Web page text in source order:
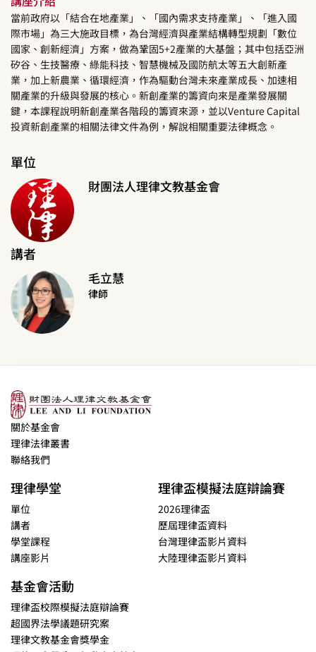
當前政府以「結合在地產業」、「國內需求支持產業」、「進入國
際市場」為三大施政目標，為台灣經濟與產業結構轉型規劃「數位
國家、創新經濟」方案，做為鞏固5+2產業的大基盤；其中包括亞洲
矽谷、生技醫療、綠能科技、智慧機械及國防航太等五大創新產
業，加上新農業、循環經濟，作為驅動台灣未來產業成長、加速相
關產業的升級與發展的核心。新創產業的籌資向來是產業發展關
鍵，本課程說明新創產業各階段的籌資來源，並以Venture Capital
投資新創產業的相關法律文件為例，解說相關重要法律概念。
單位
財團法人理律文教基金會
講者
毛立慧
律師
關於基金會
理律法律叢書
聯絡我們
理律學堂
單位
講者
學堂課程
講座影片
理律盃模擬法庭辯論賽
2026理律盃
歷屆理律盃資料
台灣理律盃影片資料
大陸理律盃影片資料
基金會活動
理律盃校際模擬法庭辯論賽
超國界法學議題研究案
理律文教基金會獎學金